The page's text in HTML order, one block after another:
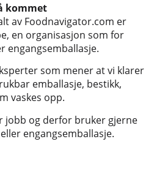
kommet
av Foodnavigator.com er
en organisasjon som for
engangsemballasje.
som mener at vi klarer
emballasje, bestikk,
vaskes opp.
jobb og derfor bruker gjerne
engangsemballasje.